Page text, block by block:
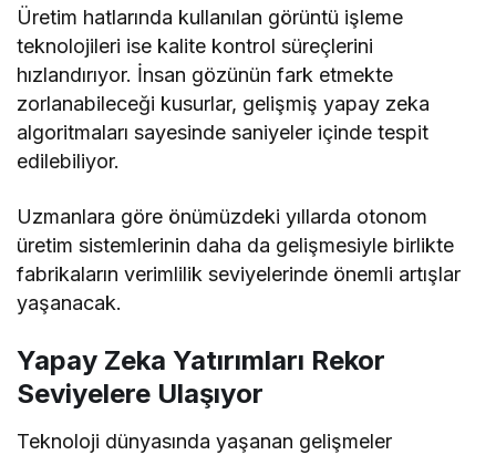
Üretim hatlarında kullanılan görüntü işleme
teknolojileri ise kalite kontrol süreçlerini
hızlandırıyor. İnsan gözünün fark etmekte
zorlanabileceği kusurlar, gelişmiş yapay zeka
algoritmaları sayesinde saniyeler içinde tespit
edilebiliyor.
Uzmanlara göre önümüzdeki yıllarda otonom
üretim sistemlerinin daha da gelişmesiyle birlikte
fabrikaların verimlilik seviyelerinde önemli artışlar
yaşanacak.
Yapay Zeka Yatırımları Rekor
Seviyelere Ulaşıyor
Teknoloji dünyasında yaşanan gelişmeler